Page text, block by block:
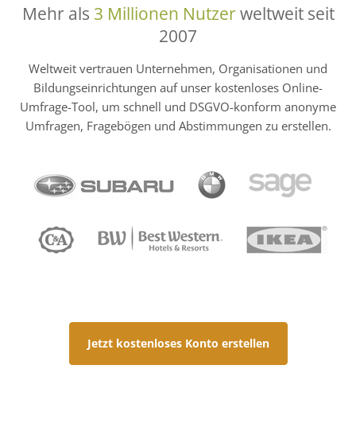
Mehr als 3 Millionen Nutzerweltweit seit
2007
Weltweit vertrauen Unternehmen, Organisationen und
Bildungseinrichtungen auf unser kostenloses Online-
Umfrage-Tool, um schnell und DSGVO-konform anonyme
Umfragen, Fragebögen und Abstimmungen zu erstellen.
Jetzt kostenloses Konto erstellen